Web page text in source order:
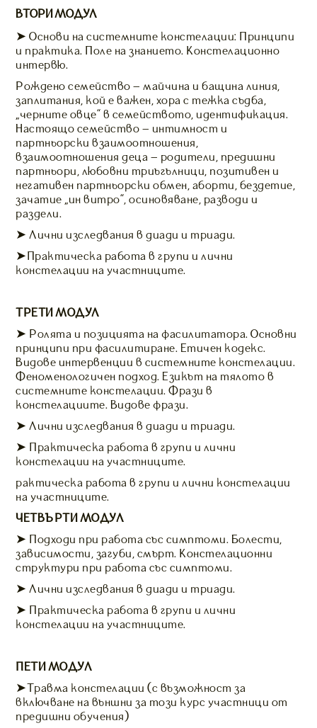
ВТОРИ МОДУЛ
➤ Основи на системните констелации: Принципи
и практика. Поле на знанието. Констелационно
интервю.
Рождено семейство – майчина и бащина линия,
заплитания, кой е важен, хора с тежка съдба,
„черните овце” в семейството, идентификация.
Настоящо семейство – интимност и
партньорски взаимоотношения,
взаимоотношения деца – родители, предишни
партньори, любовни триъгълници, позитивен и
негативен партньорски обмен, аборти, бездетие,
зачатие „ин витро”, осиновяване, разводи и
раздели.
➤ Лични изследвания в диади и триади.
➤Практическа работа в групи и лични
констелации на участниците.
ТРЕТИ МОДУЛ
➤ Ролята и позицията на фасилитатора. Основни
принципи при фасилитиране. Етичен кодекс.
Видове интервенции в системните констелации.
Феноменологичен подход. Езикът на тялото в
системните констелации. Фрази в
констелациите. Видове фрази.
➤ Лични изследвания в диади и триади.
➤ Практическа работа в групи и лични
констелации на участниците.
рактическа работа в групи и лични констелации
на участниците.
ЧЕТВЪРТИ МОДУЛ
➤ Подходи при работа със симптоми. Болести,
зависимости, загуби, смърт. Констелационни
структури при работа със симптоми.
➤ Лични изследвания в диади и триади.
➤ Практическа работа в групи и лични
констелации на участниците.
ПЕТИ МОДУЛ
➤Травма констелации (с възможност за
включване на външни за този курс участници от
предишни обучения)